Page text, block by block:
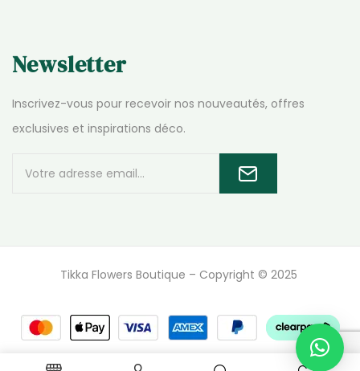
Newsletter
Inscrivez-vous pour recevoir nos nouveautés, offres
exclusives et inspirations déco.
Tikka Flowers Boutique – Copyright © 2025